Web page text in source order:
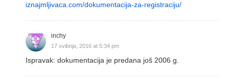
iznajmljivaca.com/dokumentacija-za-registraciju/
inchy
17 svibnja, 2016 at 5:34 pm
Ispravak: dokumentacija je predana još 2006 g.